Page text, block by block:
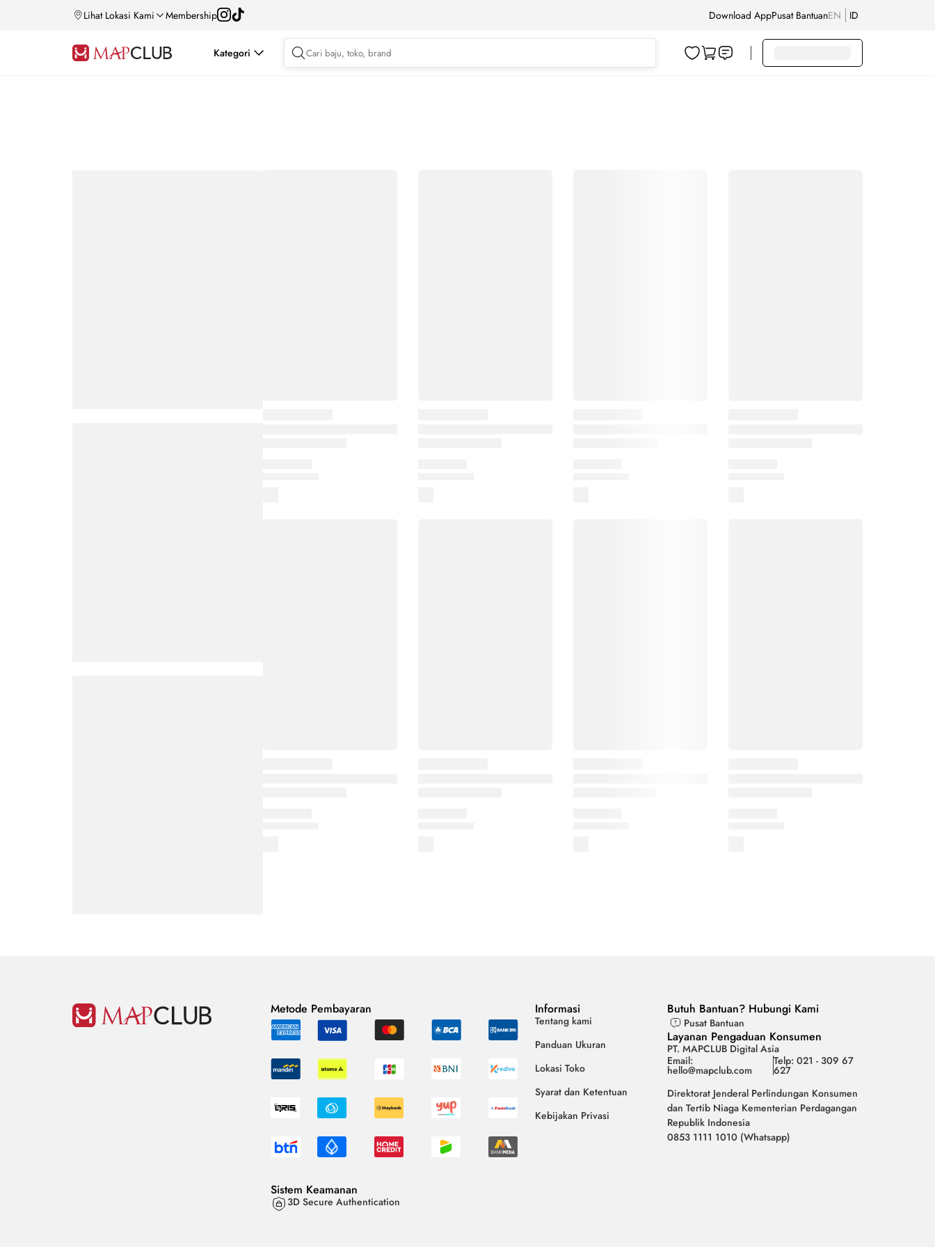
Lihat Lokasi Kami Membership Download AppPusat BantuanEN ID
Kategori
Metode Pembayaran
Sistem Keamanan
3D Secure Authentication
Informasi
Tentang kami
Panduan Ukuran
Lokasi Toko
Syarat dan Ketentuan
Kebijakan Privasi
Butuh Bantuan? Hubungi Kami
Pusat Bantuan
Layanan Pengaduan Konsumen
PT. MAPCLUB Digital Asia
Email:
hello@mapclub.com
Telp: 021 - 309 67
627
Direktorat Jenderal Perlindungan Konsumen
dan Tertib Niaga Kementerian Perdagangan
Republik Indonesia
0853 1111 1010 (Whatsapp)